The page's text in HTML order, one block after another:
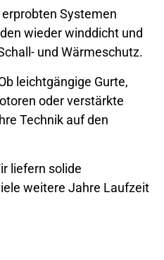
Systemen
wieder winddicht und
und Wärmeschutz.
leichtgängige Gurte,
oder verstärkte
Technik auf den
liefern solide
weitere Jahre Laufzeit